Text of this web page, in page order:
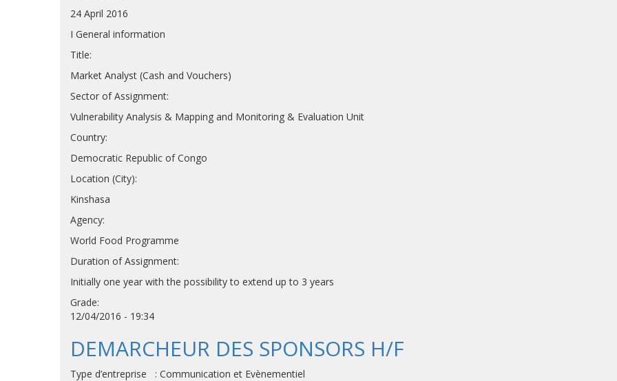
24 April 2016
I General information
Title:
Market Analyst (Cash and Vouchers)
Sector of Assignment:
Vulnerability Analysis & Mapping and Monitoring & Evaluation Unit
Country:
Democratic Republic of Congo
Location (City):
Kinshasa
Agency:
World Food Programme
Duration of Assignment:
Initially one year with the possibility to extend up to 3 years
Grade:
12/04/2016 - 19:34
DEMARCHEUR DES SPONSORS H/F
Type d’entreprise : Communication et Evènementiel